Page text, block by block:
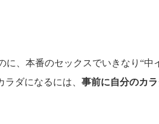
、本番のセックスでいきなり“中
ダになるには、 事前に自分のカ